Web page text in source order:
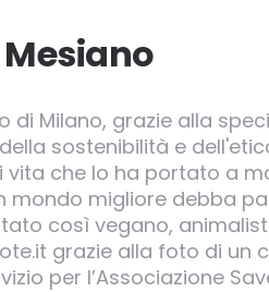
Milano, grazie alla
sostenibilità e
che lo ha portato a
mondo migliore debba
così vegano,
grazie alla foto di un
per l’Associazione